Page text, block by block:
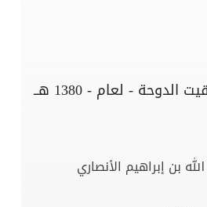
التقويم القطري بتوقيت الدوحة - لعام - 1380 هــ
بن إبراهيم الأنصاري